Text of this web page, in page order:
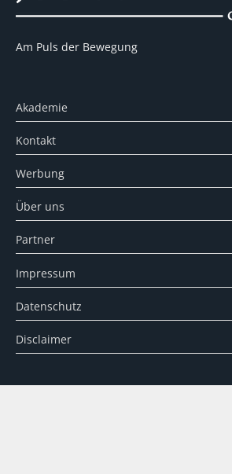
Am Puls der Bewegung
Akademie
Kontakt
Werbung
Über uns
Partner
Impressum
Datenschutz
Disclaimer